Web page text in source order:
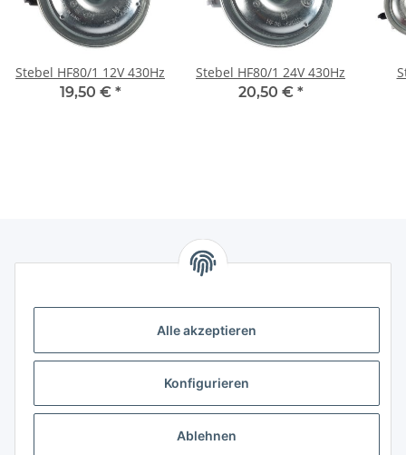
Alle akzeptieren
Konfigurieren
Ablehnen
Stebel HF80/1 12V 430Hz
19,50 € *
Stebel HF80/1 24V 430Hz
20,50 € *
Gesetzliche Informationen
Gesetzliche Informationen